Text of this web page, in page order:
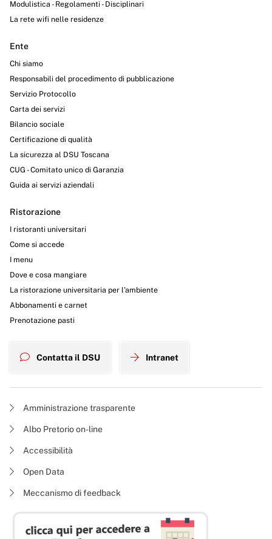
Modulistica - Regolamenti - Disciplinari
La rete wifi nelle residenze
Ente
Chi siamo
Responsabili del procedimento di pubblicazione
Servizio Protocollo
Carta dei servizi
Bilancio sociale
Certificazione di qualità
La sicurezza al DSU Toscana
CUG - Comitato unico di Garanzia
Guida ai servizi aziendali
Ristorazione
I ristoranti universitari
Come si accede
I menu
Dove e cosa mangiare
La ristorazione universitaria per l’ambiente
Abbonamenti e carnet
Prenotazione pasti
Contatta il DSU Intranet
Amministrazione trasparente
Albo Pretorio on-line
Accessibilità
Open Data
Meccanismo di feedback